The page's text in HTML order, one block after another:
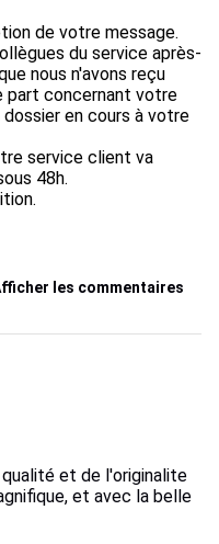
de votre message.
du service après-
nous n'avons reçu
part concernant votre
en cours à votre
service client va
48h.
les commentaires
et de l'originalite
et avec la belle